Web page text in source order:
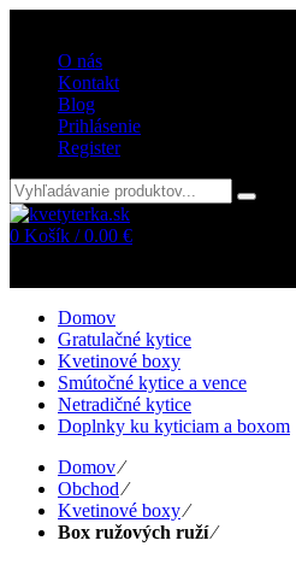
O nás
Kontakt
Blog
Prihlásenie
Register
0 Košík /0.00 €
Domov
Gratulačné kytice
Kvetinové boxy
Smútočné kytice a vence
Netradičné kytice
Doplnky ku kyticiam a boxom
Domov⁄
Obchod ⁄
Kvetinové boxy⁄
Box ružových ruží⁄